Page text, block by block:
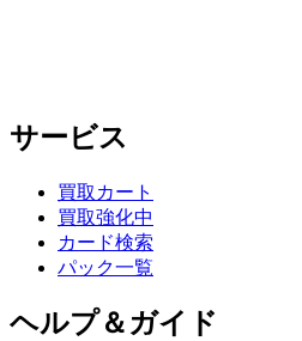
サービス
買取カート
買取強化中
カード検索
パック一覧
ヘルプ＆ガイド